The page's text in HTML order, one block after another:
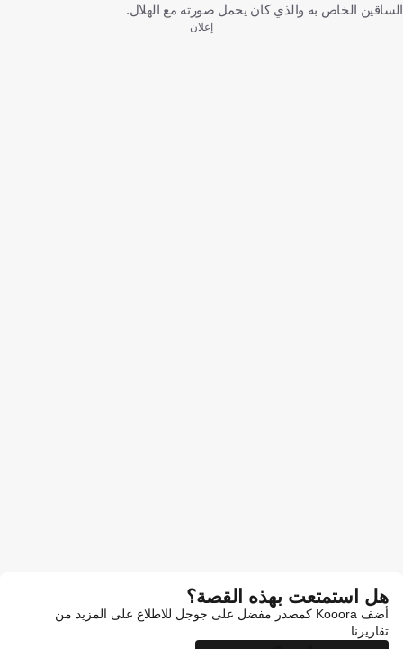
الساقين الخاص به والذي كان يحمل صورته مع الهلال.
إعلان
هل استمتعت بهذه القصة؟
أضف Kooora كمصدر مفضل على جوجل للاطلاع على المزيد من
تقاريرنا